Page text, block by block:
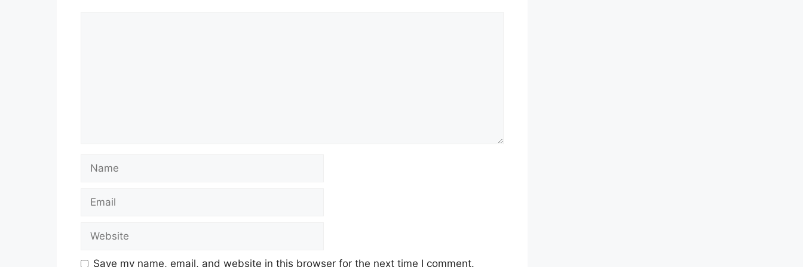
Save my name, email, and website in this browser for the next time I comment.